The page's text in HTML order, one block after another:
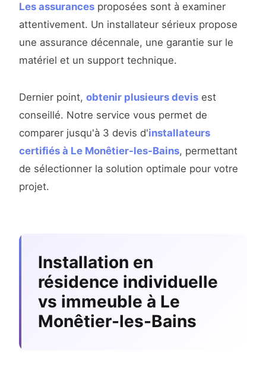
Les assurances proposées sont à examiner
attentivement. Un installateur sérieux propose
une assurance décennale, une garantie sur le
matériel et un support technique.
Dernier point, obtenir plusieurs devis est
conseillé. Notre service vous permet de
comparer jusqu'à 3 devis d'installateurs
certifiés à Le Monêtier-les-Bains, permettant
de sélectionner la solution optimale pour votre
projet.
Installation en
résidence individuelle
vs immeuble à Le
Monêtier-les-Bains